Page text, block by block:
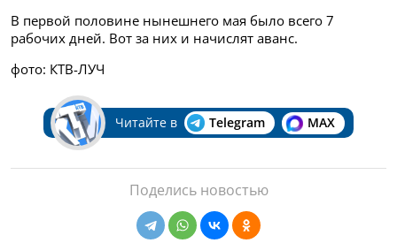
В первой половине нынешнего мая было всего 7
рабочих дней. Вот за них и начислят аванс.
фото: КТВ-ЛУЧ
Читайте в Telegram MAX
Поделись новостью